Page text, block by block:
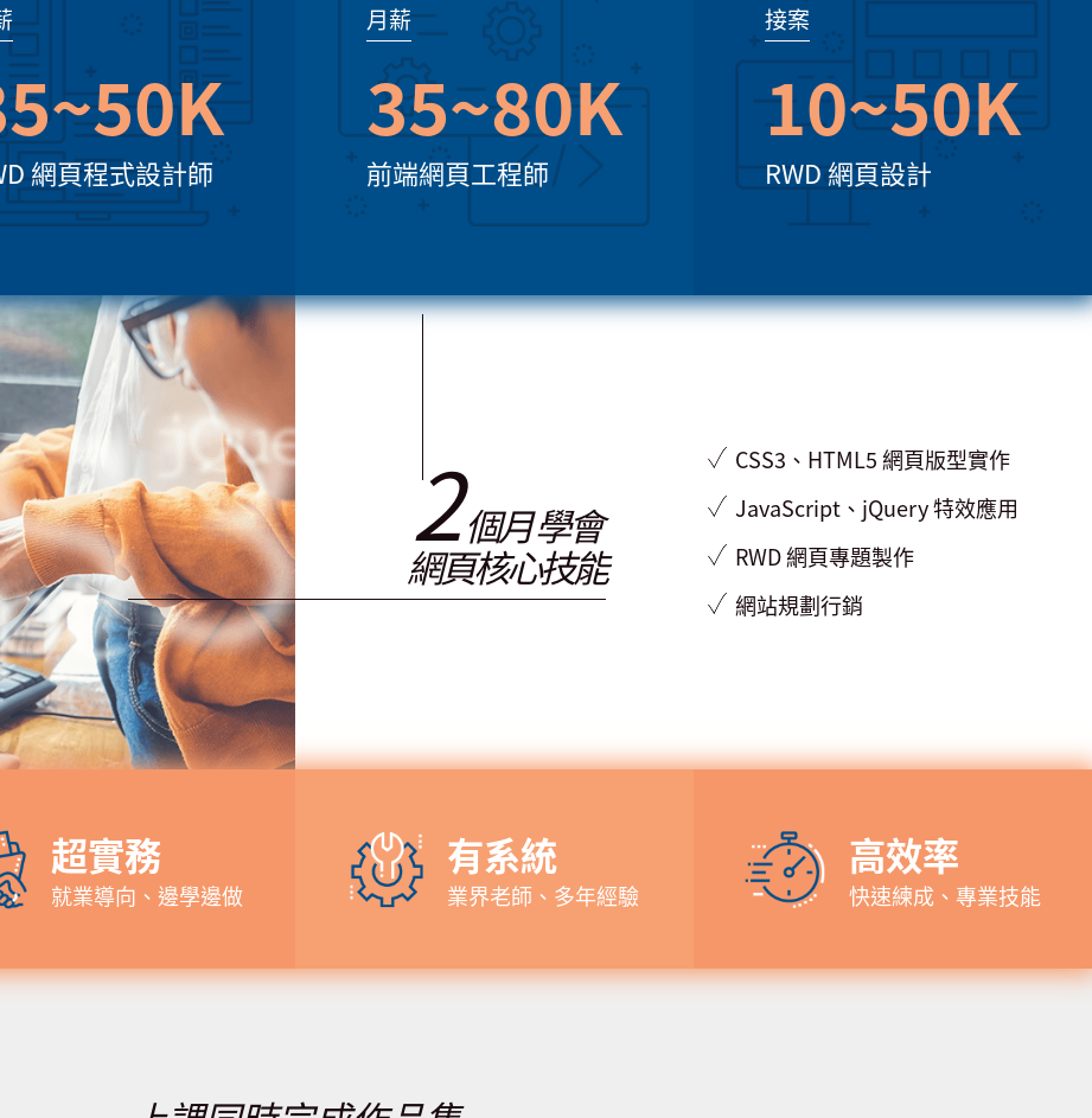
網頁程式設計師
月薪
35~80K
前端網頁工程師
接案
10~50K
RWD 網頁設計
2 個月 學會
網頁核心技能
CSS3、HTML5網頁版型實作
JavaScript、jQuery特效應用
RWD 網頁專題製作
網站規劃行銷
超實務
就業導向、邊學邊做
有系統
業界老師、多年經驗
高效率
快速練成、專業技能